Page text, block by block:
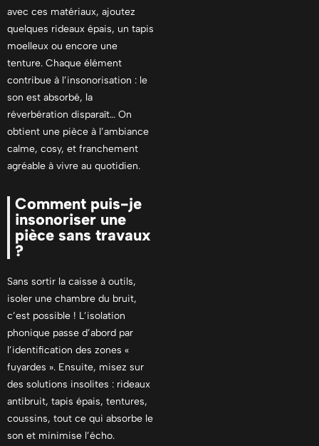
avec ces matériaux, ajoutez
quelques rideaux épais, un tapis
moelleux ou encore une
tenture. Chaque élément
contribue à l’insonorisation : le
son est absorbé, la
réverbération disparaît… On
obtient une pièce à l’ambiance
calme, cosy, et franchement
agréable à vivre au quotidien.
Comment puis-je
insonoriser une
pièce sans travaux
?
Sans sortir la caisse à outils,
isoler une chambre du bruit,
c’est possible ! L’isolation
phonique passe d’abord par
l’identification des zones «
fuyardes ». Ensuite, misez sur
des solutions insolites : rideaux
antibruit, tapis épais, tentures,
coussins, tout ce qui absorbe le
son et minimise l’écho.